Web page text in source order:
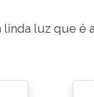
luz que é